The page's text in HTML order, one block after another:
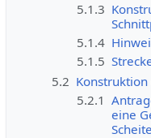
5.1.3
5.1.4
5.1.5
5.2
5.2.1
eine